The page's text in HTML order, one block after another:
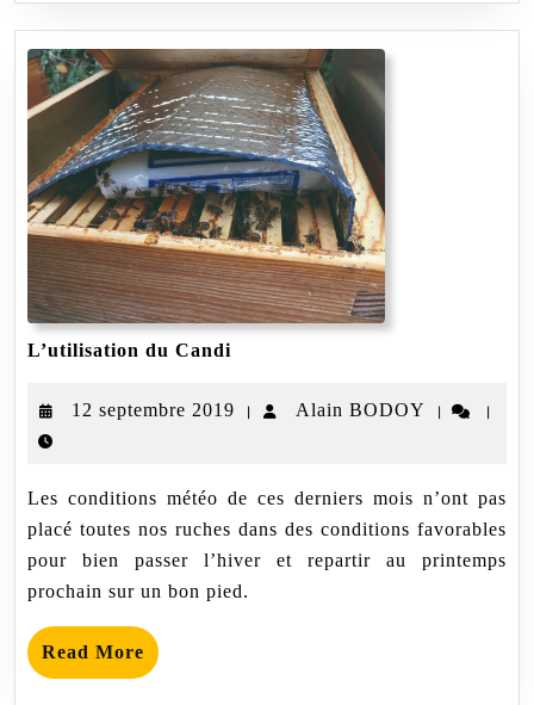
L’utilisation du Candi
12 septembre 2019
12
| Alain BODOY
Alain
| |
Les conditions météo de ces derniers mois n’ont pas
placé toutes nos ruches dans des conditions favorables
pour bien passer l’hiver et repartir au printemps
prochain sur un bon pied.
Read More Read
More